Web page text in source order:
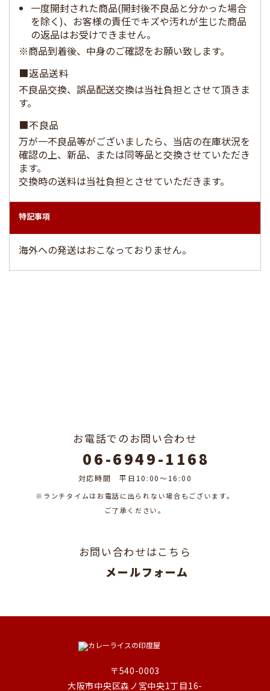
一度開封された商品(開封後不良品と分かった場合
を除く)、お客様の責任でキズや汚れが生じた商品
の返品はお受けできません。
※商品到着後、中身のご確認をお願い致します。
■返品送料
不良品交換、誤品配送交換は当社負担とさせて頂きま
す。
■不良品
万が一不良品等がございましたら、当店の在庫状況を
確認の上、新品、または同等品と交換させていただき
ます。
交換時の送料は当社負担とさせていただきます。
特記事項
海外への発送はおこなっておりません。
お電話でのお問い合わせ
06-6949-1168
対応時間 平日10:00～16:00
※ランチタイムはお電話に出られない場合もございます。
​​​​​​​​​​​​​​ご了承ください。
お問い合わせはこちら
メールフォーム
〒540-0003
大阪市中央区森ノ宮中央1丁目16-